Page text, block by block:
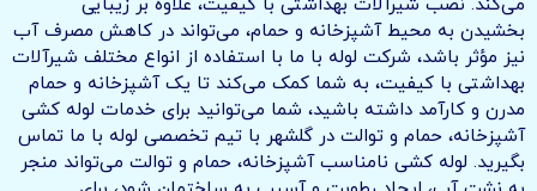
می‌کند. نصب شیرآلات بهداشتی با کیفیت، علاوه بر زیبایی
بخشیدن به محیط آشپزخانه و حمام، می‌تواند در کاهش مصرف آب
نیز مؤثر باشد، شرکت لوله با ما با استفاده از انواع مختلف شیرآلات
بهداشتی با کیفیت، به شما کمک می‌کند تا یک آشپزخانه و حمام
مدرن و کارآمد داشته باشید، شما می‌توانید برای خدمات لوله‌ کشی
آشپزخانه، حمام و توالت در گلشهر با تیم تخصصی لوله با ما تماس
بگیرید. لوله کشی نامناسب آشپزخانه، حمام و توالت می‌تواند منجر